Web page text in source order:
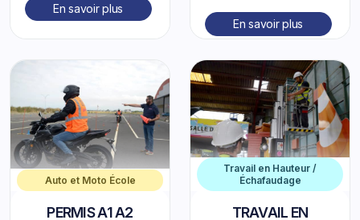
En savoir plus
En savoir plus
Auto et Moto École
PERMIS A1 A2
Travail en Hauteur /
Échafaudage
TRAVAIL EN